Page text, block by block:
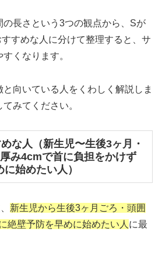
の長さという3つの観点から、Sが
すめな人に分けて整理すると、サ
くなります。
向いている人をくわしく解説しま
みてください。
な人（新生児〜生後3ヶ月・
み4cmで首に負担をかけず
始めたい人）
新生児から生後3ヶ月ごろ・頭囲
絶壁予防を早めに始めたい人 に最